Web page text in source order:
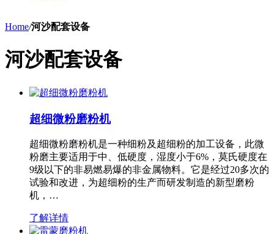
Home/河沙配套设备
河沙配套设备
超细微粉磨粉机
超细微粉磨粉机是一种细粉及超细粉的加工设备，此微
粉磨主要适用于中、低硬度，湿度小于6%，莫氏硬度在
9级以下的非易燃易爆的非金属物料。它是经过20多次的
试验和改进，为超细粉的生产而研发制造的新型磨粉
机，…
了解详情